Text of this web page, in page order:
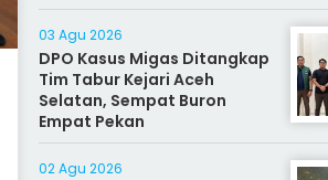
03 Agu 2026
DPO Kasus Migas Ditangkap
Tim Tabur Kejari Aceh
Selatan, Sempat Buron
Empat Pekan
02 Agu 2026